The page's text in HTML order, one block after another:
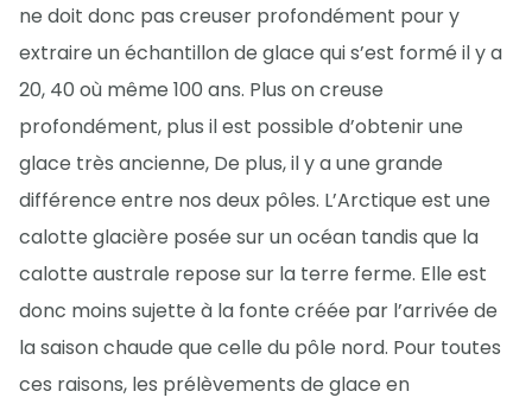
ne doit donc pas creuser profondément pour y
extraire un échantillon de glace qui s’est formé il y a
20, 40 où même 100 ans. Plus on creuse
profondément, plus il est possible d’obtenir une
glace très ancienne, De plus, il y a une grande
différence entre nos deux pôles. L’Arctique est une
calotte glacière posée sur un océan tandis que la
calotte australe repose sur la terre ferme. Elle est
donc moins sujette à la fonte créée par l’arrivée de
la saison chaude que celle du pôle nord. Pour toutes
ces raisons, les prélèvements de glace en